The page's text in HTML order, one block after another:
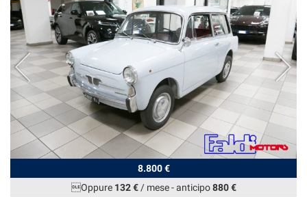
8.800 €
Oppure 132 €/ mese-anticipo880 €